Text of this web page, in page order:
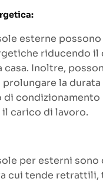
esterne
riducendo il
Inoltre,
la durata
condizionamento
carico di lavoro.
per esterni
cui tende retrattili,